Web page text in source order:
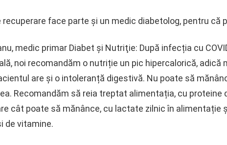
recuperare face parte și un medic diabetolog, pentru că
medic primar Diabet şi Nutriţie: După infecția cu
noi recomandăm o nutriție un pic hipercalorică,
are și o intoleranță digestivă. Nu poate să
Recomandăm să reia treptat alimentația, cu proteine
cât poate să mănânce, cu lactate zilnic în alimentație
de vitamine.